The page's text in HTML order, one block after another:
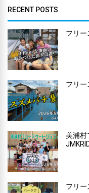
RECENT POSTS
フリー
フリー
美浦
フリー